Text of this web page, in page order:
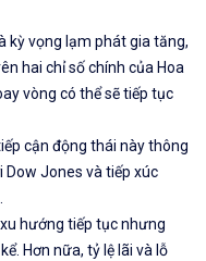
kỳ vọng lạm phát gia tăng,
hai chỉ số chính của Hoa
vòng có thể sẽ tiếp tục
cận động thái này thông
Dow Jones và tiếp xúc
hướng tiếp tục nhưng
Hơn nữa, tỷ lệ lãi và lỗ